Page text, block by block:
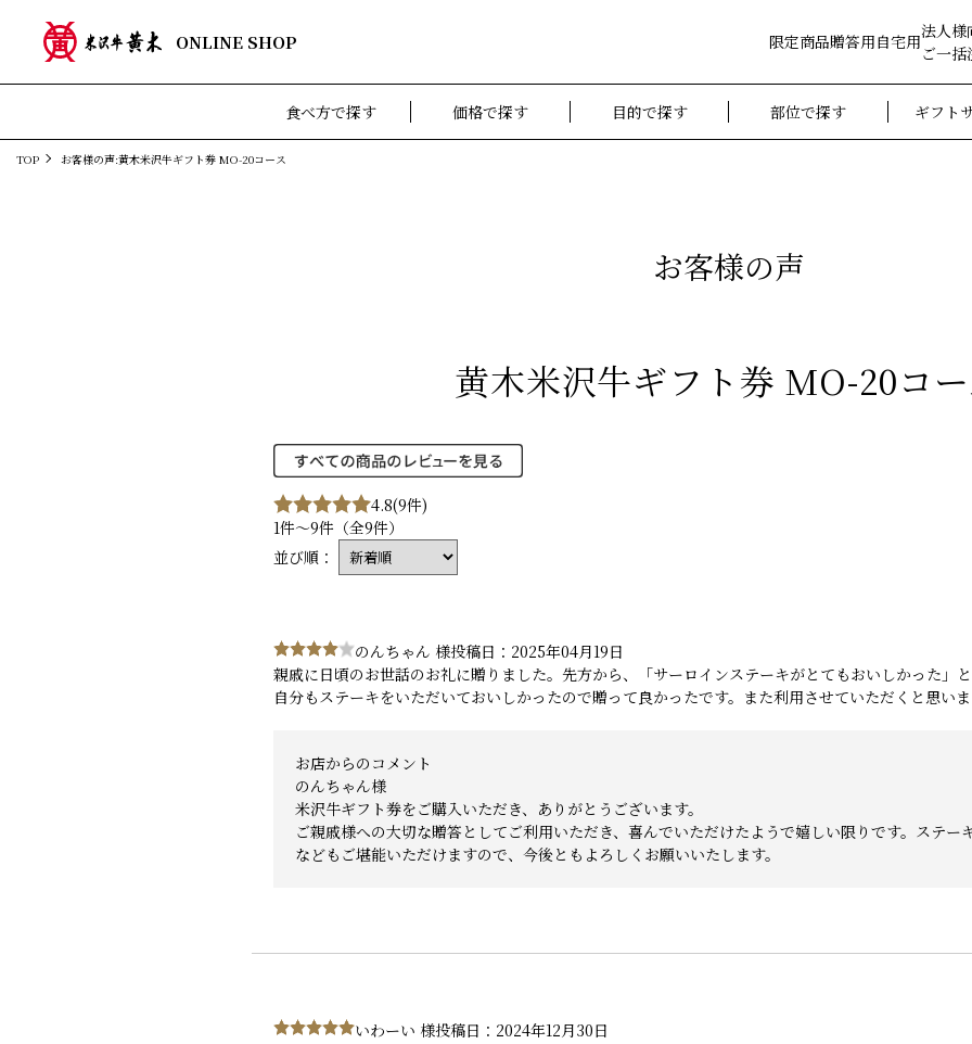
ONLINE SHOP 限定商品贈答用自宅用
法人様
ご一括
食べ方で探す 価格で探す 目的で探す 部位で探す ギフト
TOP お客様の声:黄木米沢牛ギフト券 MO-20コース
お客様の声
黄木米沢牛ギフト券 MO-20コ
4.8(9件)
1件～9件（全9件）
並び順：
のんちゃん 様投稿日：2025年04月19日
親戚に日頃のお世話のお礼に贈りました。先方から、「サーロインステーキがとてもおいしかった」
自分もステーキをいただいておいしかったので贈って良かったです。また利用させていただくと思い
お店からのコメント
のんちゃん様
米沢牛ギフト券をご購入いただき、ありがとうございます。
ご親戚様への大切な贈答としてご利用いただき、喜んでいただけたようで嬉しい限りです。ステー
などもご堪能いただけますので、今後ともよろしくお願いいたします。
いわーい 様投稿日：2024年12月30日